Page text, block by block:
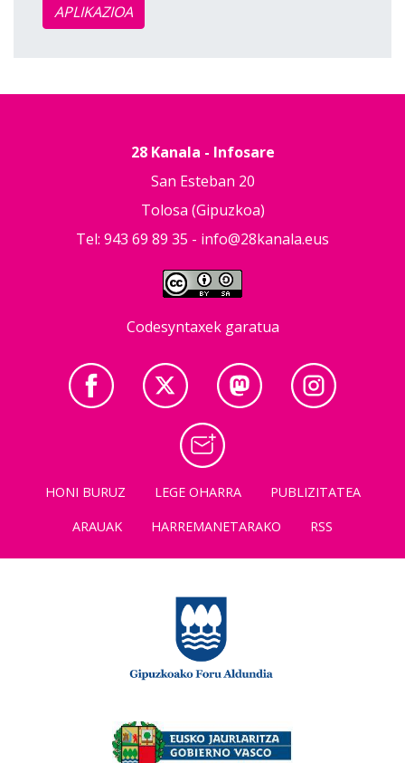
APLIKAZIOA
28 Kanala - Infosare
San Esteban 20
Tolosa (Gipuzkoa)
Tel: 943 69 89 35 - info@28kanala.eus
Codesyntaxek garatua
HONI BURUZ LEGE OHARRA
PUBLIZITATEA
ARAUAK
HARREMANETARAKO RSS